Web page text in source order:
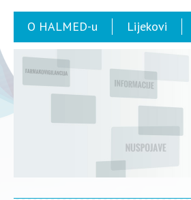
O HALMED-u Lijekovi